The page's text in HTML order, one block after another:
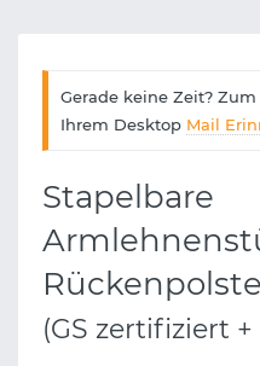
Gerade keine Zeit?
Ihrem Desktop Mail
Stapelbare
(GS zertifiziert